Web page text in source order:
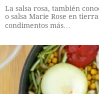
La salsa rosa, también
o salsa Marie Rose en
condimentos más…